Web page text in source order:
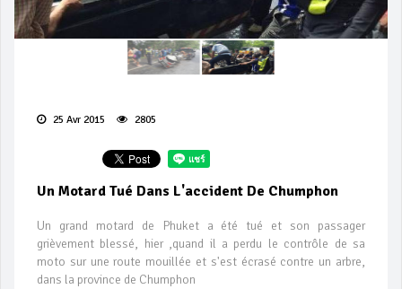
25 Avr 2015 2805
Un Motard Tué Dans L'accident De Chumphon
Un grand motard de Phuket a été tué et son passager
grièvement blessé, hier ,quand il a perdu le contrôle de sa
moto sur une route mouillée et s'est écrasé contre un arbre,
dans la province de Chumphon